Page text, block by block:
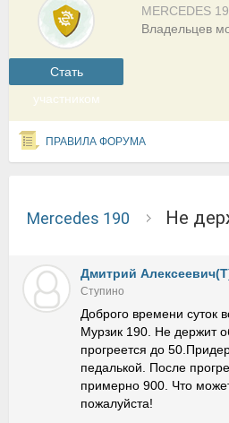
Cтать
участником
MERCEDES
Владельцев
ПРАВИЛА ФОРУМА
Mercedes 190 Не
Дмитрий
Ступино
Доброго времени суток
Мурзик 190. Не держит
прогреется до
педалькой. После
примерно 900. Что
пожалуйста!